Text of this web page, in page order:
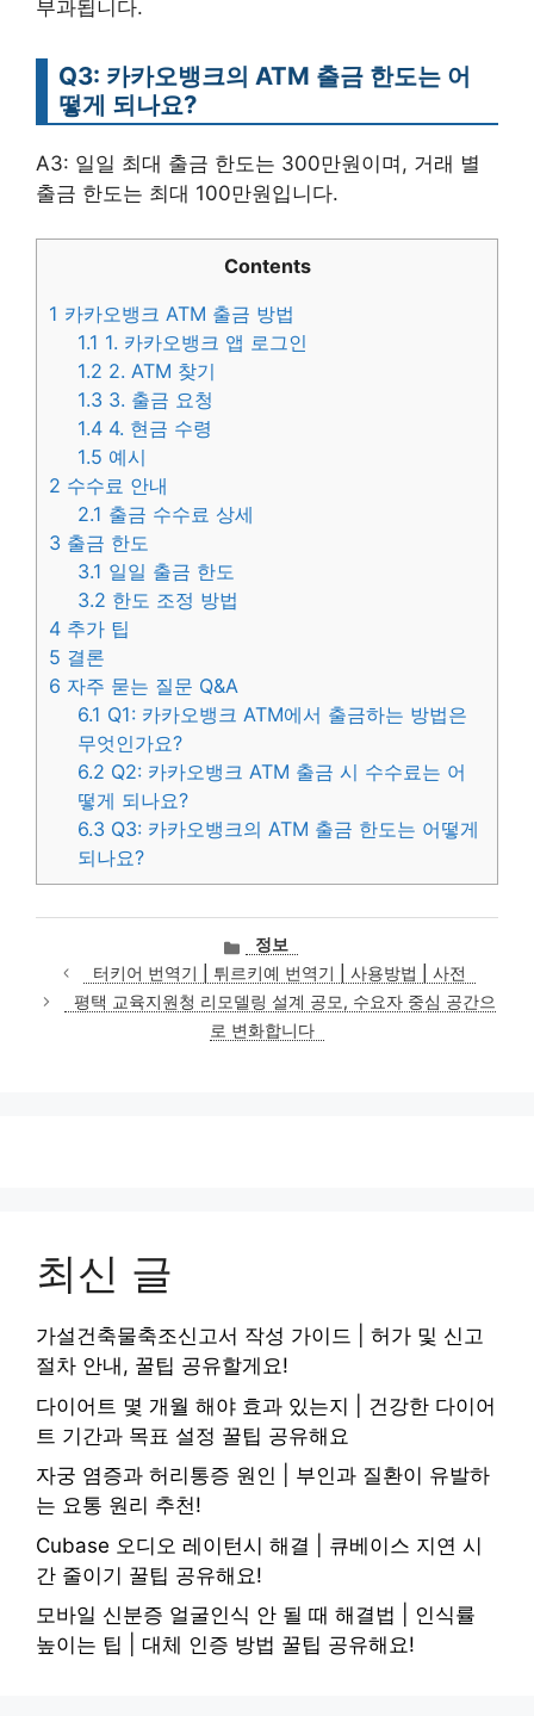
부과됩니다.
Q3: 카카오뱅크의 ATM 출금 한도는 어
떻게 되나요?
A3: 일일 최대 출금 한도는 300만원이며, 거래 별
출금 한도는 최대 100만원입니다.
Contents
1 카카오뱅크 ATM 출금 방법
1.1 1. 카카오뱅크 앱 로그인
1.2 2. ATM 찾기
1.3 3. 출금 요청
1.4 4. 현금 수령
1.5 예시
2 수수료 안내
2.1 출금 수수료 상세
3 출금 한도
3.1 일일 출금 한도
3.2 한도 조정 방법
4 추가 팁
5 결론
6 자주 묻는 질문 Q&A
6.1 Q1: 카카오뱅크 ATM에서 출금하는 방법은
무엇인가요?
6.2 Q2: 카카오뱅크 ATM 출금 시 수수료는 어
떻게 되나요?
6.3 Q3: 카카오뱅크의 ATM 출금 한도는 어떻게
되나요?
카
테
고
리
정보
터키어 번역기 | 튀르키예 번역기 | 사용방법 | 사전
평택 교육지원청 리모델링 설계 공모, 수요자 중심 공간으
로 변화합니다
최신 글
가설건축물축조신고서 작성 가이드 | 허가 및 신고
절차 안내, 꿀팁 공유할게요!
다이어트 몇 개월 해야 효과 있는지 | 건강한 다이어
트 기간과 목표 설정 꿀팁 공유해요
자궁 염증과 허리통증 원인 | 부인과 질환이 유발하
는 요통 원리 추천!
Cubase 오디오 레이턴시 해결 | 큐베이스 지연 시
간 줄이기 꿀팁 공유해요!
모바일 신분증 얼굴인식 안 될 때 해결법 | 인식률
높이는 팁 | 대체 인증 방법 꿀팁 공유해요!